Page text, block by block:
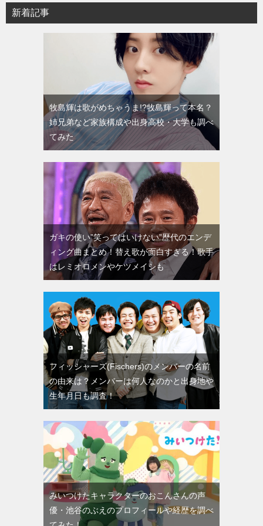
新着記事
牧島輝は歌がめちゃうま!?牧島輝って本名？
姉兄弟など家族構成や出身高校・大学も調べ
てみた
ガキの使い”笑ってはいけない”歴代のエンデ
ィング曲まとめ！替え歌が面白すぎる！歌手
はレミオロメンやケツメイシも
フィッシャーズ(Fischers)のメンバーの名前
の由来は？メンバーは何人なのかと出身地や
生年月日も調査！
みいつけたキャラクターのおこんさんの声
優・池谷のぶえのプロフィールや経歴を調べ